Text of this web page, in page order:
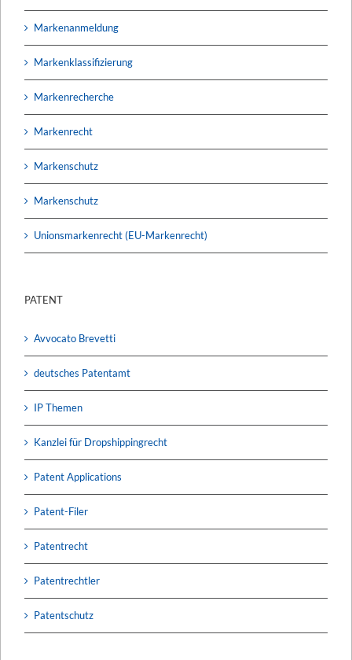
Markenanmeldung
Markenklassifizierung
Markenrecherche
Markenrecht
Markenschutz
Markenschutz
Unionsmarkenrecht (EU-Markenrecht)
PATENT
Avvocato Brevetti
deutsches Patentamt
IP Themen
Kanzlei für Dropshippingrecht
Patent Applications
Patent-Filer
Patentrecht
Patentrechtler
Patentschutz